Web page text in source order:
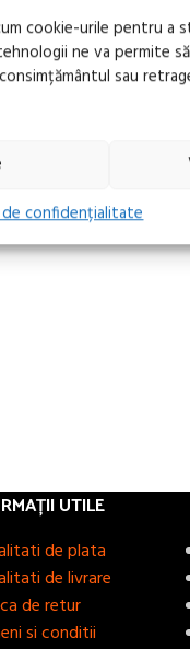
cookie-urile pentru a
ne va permite
sau
confidențialitate
UTILE
de plata
de livrare
de retur
si conditii